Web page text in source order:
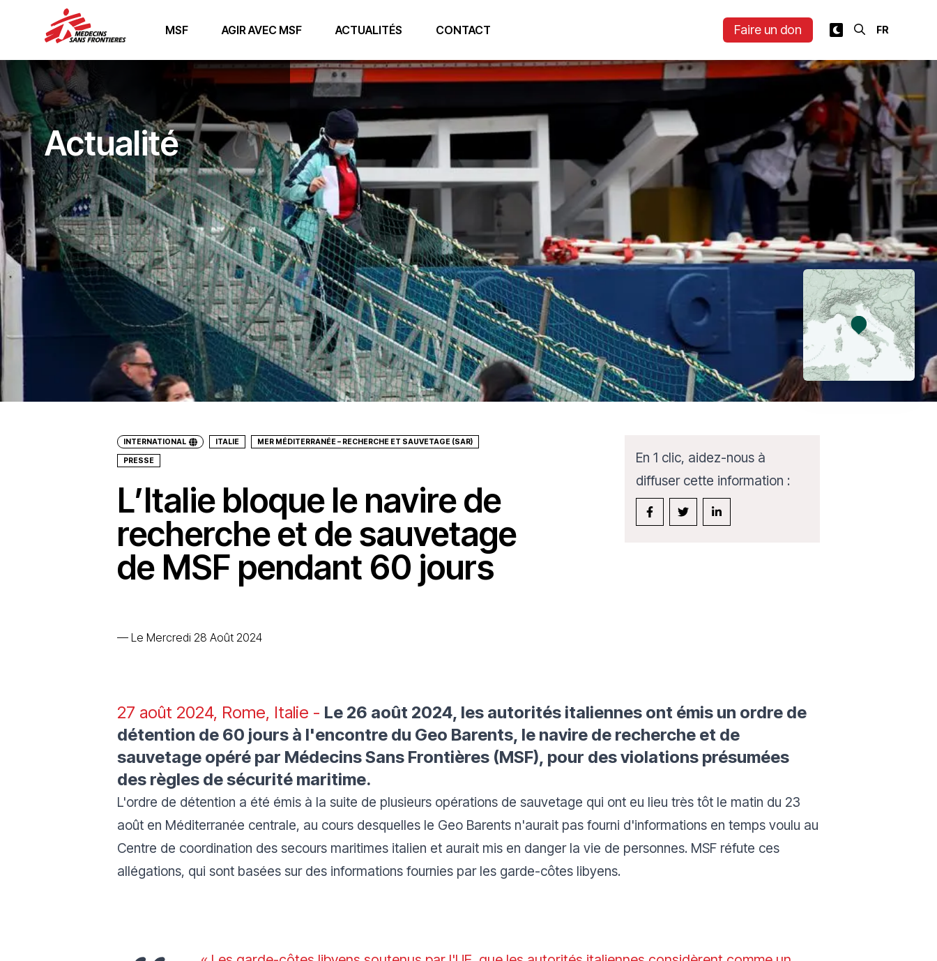
MSF AGIR AVEC MSF ACTUALITÉS CONTACT Faire un don
Actualité
INTERNATIONAL ITALIE MER MÉDITERRANÉE – RECHERCHE ET SAUVETAGE (SAR)
PRESSE
L’Italie bloque le navire de
recherche et de sauvetage
de MSF pendant 60 jours
— Le Mercredi 28 Août 2024
En 1 clic, aidez-nous à
diffuser cette information :
27 août 2024, Rome, Italie - Le 26 août 2024, les autorités italiennes ont émis un ordre de
détention de 60 jours à l'encontre du Geo Barents, le navire de recherche et de
sauvetage opéré par Médecins Sans Frontières (MSF), pour des violations présumées
des règles de sécurité maritime.
L'ordre de détention a été émis à la suite de plusieurs opérations de sauvetage qui ont eu lieu très tôt le matin du 23
août en Méditerranée centrale, au cours desquelles le Geo Barents n'aurait pas fourni d'informations en temps voulu au
Centre de coordination des secours maritimes italien et aurait mis en danger la vie de personnes. MSF réfute ces
allégations, qui sont basées sur des informations fournies par les garde-côtes libyens.